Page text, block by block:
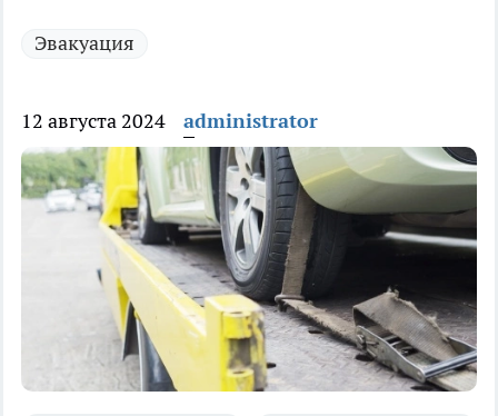
Эвакуация
12 августа 2024 administrator